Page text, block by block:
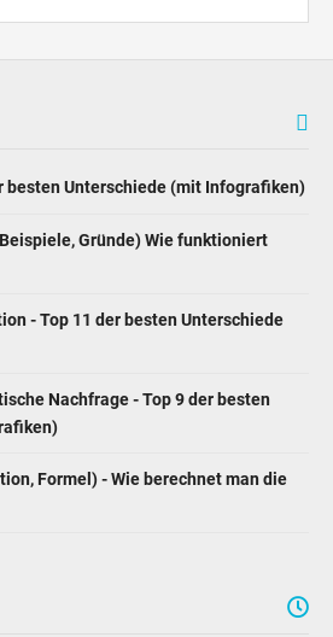
besten Unterschiede (mit Infografiken)
Gründe) Wie funktioniert
- Top 11 der besten Unterschiede
Nachfrage - Top 9 der besten
Formel) - Wie berechnet man die